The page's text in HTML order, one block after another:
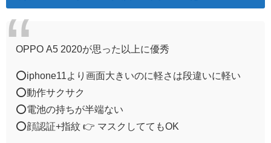
OPPO A5 2020が思った以上に優秀
⭕️iphone11より画面大きいのに軽さは段違いに軽い
⭕動作サクサク
⭕️電池の持ちが半端ない
⭕️顔認証+指紋 👉 マスクしててもOK